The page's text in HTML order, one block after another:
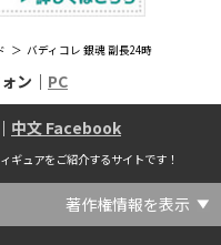
バディコレ 銀魂 副長24時
ン｜ PC
｜ 中文 Facebook
ギュアをご紹介するサイトです！
著作権情報を表示